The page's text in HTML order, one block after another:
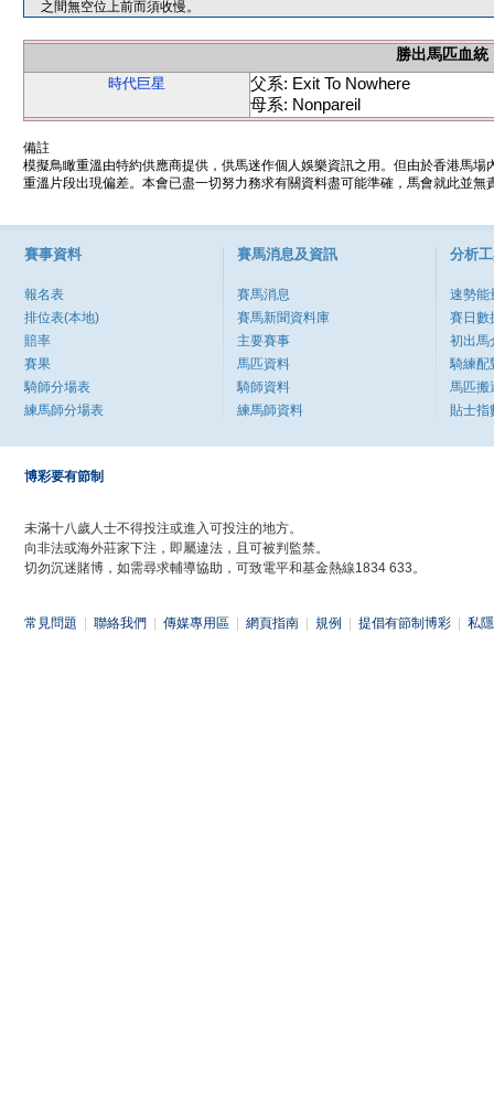
之間無空位上前而須收慢。
勝出馬匹血統
時代巨星
父系: Exit To Nowhere
母系: Nonpareil
備註
模擬鳥瞰重溫由特約供應商提供，供馬迷作個人娛樂資訊之用。但由於香港馬
重溫片段出現偏差。本會已盡一切努力務求有關資料盡可能準確，馬會就此並
賽事資料
報名表
排位表(本地)
賠率
賽果
騎師分場表
練馬師分場表
賽馬消息及資訊
賽馬消息
賽馬新聞資料庫
主要賽事
馬匹資料
騎師資料
練馬師資料
分析
速勢能
賽日數
初出馬
騎練配
馬匹搬
貼士指
博彩要有節制
未滿十八歲人士不得投注或進入可投注的地方。
向非法或海外莊家下注，即屬違法，且可被判監禁。
切勿沉迷賭博，如需尋求輔導協助，可致電平和基金熱線1834 633。
常見問題 聯絡我們 傳媒專用區 網頁指南 規例 提倡有節制博彩 私